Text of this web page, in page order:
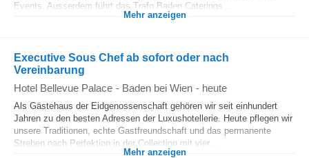
Events. Ausserdem führt das Trafo Baden Caterings...
Mehr anzeigen
Executive Sous Chef ab sofort oder nach
Vereinbarung
Hotel Bellevue Palace - Baden bei Wien - heute
Als Gästehaus der Eidgenossenschaft gehören wir seit einhundert
Jahren zu den besten Adressen der Luxushotellerie. Heute pflegen wir
unsere Traditionen, echte Gastfreundschaft und das permanente
Streben nach Perfektion in der Collection mit vier...
Mehr anzeigen